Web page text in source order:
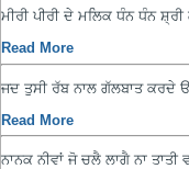
ਮੀਰੀ ਪੀਰੀ ਦੇ ਮਲਿਕ ਧੰਨ ਧੰਨ
Read More
ਜਦ ਤੁਸੀ ਰੱਬ ਨਾਲ ਗੱਲਬਾਤ ਕਰਦੇ
Read More
ਨਾਨਕ ਨੀਵਾਂ ਜੋ ਚਲੈ ਲਾਗੈ ਨਾ ਤਾਤੀ